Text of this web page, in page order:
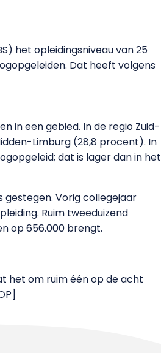
het opleidingsniveau van 25
Dat heeft volgens
in een gebied. In de regio Zuid-
Limburg (28,8 procent). In
dat is lager dan in het
Vorig collegejaar
Ruim tweeduizend
op 656.000 brengt.
het om ruim één op de acht